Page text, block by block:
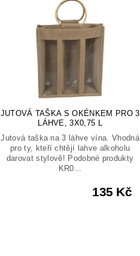
JUTOVÁ TAŠKA S OKÉNKEM PRO 3
LÁHVE, 3X0,75 L
Jutová taška na 3 láhve vína. Vhodná
pro ty, kteří chtějí lahve alkoholu
darovat stylově! Podobné produkty
KR0...
135 Kč